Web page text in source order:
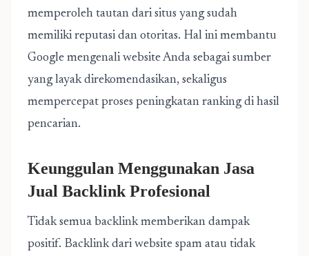
memperoleh tautan dari situs yang sudah
memiliki reputasi dan otoritas. Hal ini membantu
Google mengenali website Anda sebagai sumber
yang layak direkomendasikan, sekaligus
mempercepat proses peningkatan ranking di hasil
pencarian.
Keunggulan Menggunakan Jasa
Jual Backlink Profesional
Tidak semua backlink memberikan dampak
positif. Backlink dari website spam atau tidak